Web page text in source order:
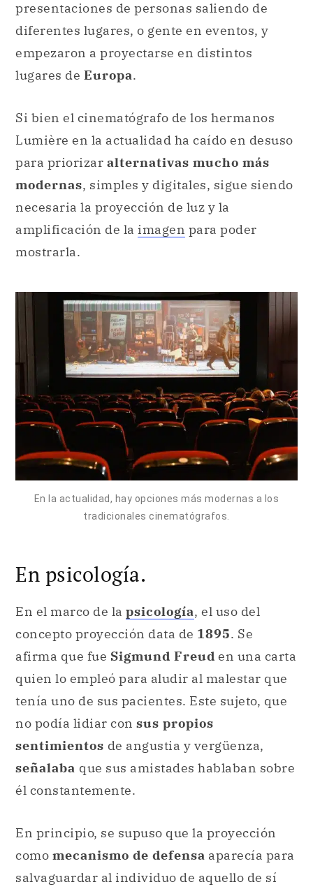
Si bien el cinematógrafo de los hermanos
Lumière en la actualidad ha caído en desuso
para priorizaralternativas mucho más
necesaria la proyección de luz y la
amplificación de laimagenpara poder
mostrarla.
En la actualidad, hay opciones más modernas a los
tradicionales cinematógrafos.
En psicología.
afirma que fueSigmund Freud
tenía uno de sus pacientes. Este sujeto, que
no podía lidiar consus propios
sentimientosde angustia y vergüenza,
señalabaque sus amistades hablaban sobre
él constantemente.
En principio, se supuso que la proyección
comomecanismo de defensaaparecía para
salvaguardar al individuo de aquello de sí
se transformaba, entonces, en acciones de
los demáshacia esa persona: de este modo
el ser no entraba en contacto con aquello